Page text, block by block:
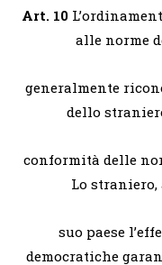
Art. 10
alle norme
generalmente
dello
conformità delle
Lo
suo paese
democratiche